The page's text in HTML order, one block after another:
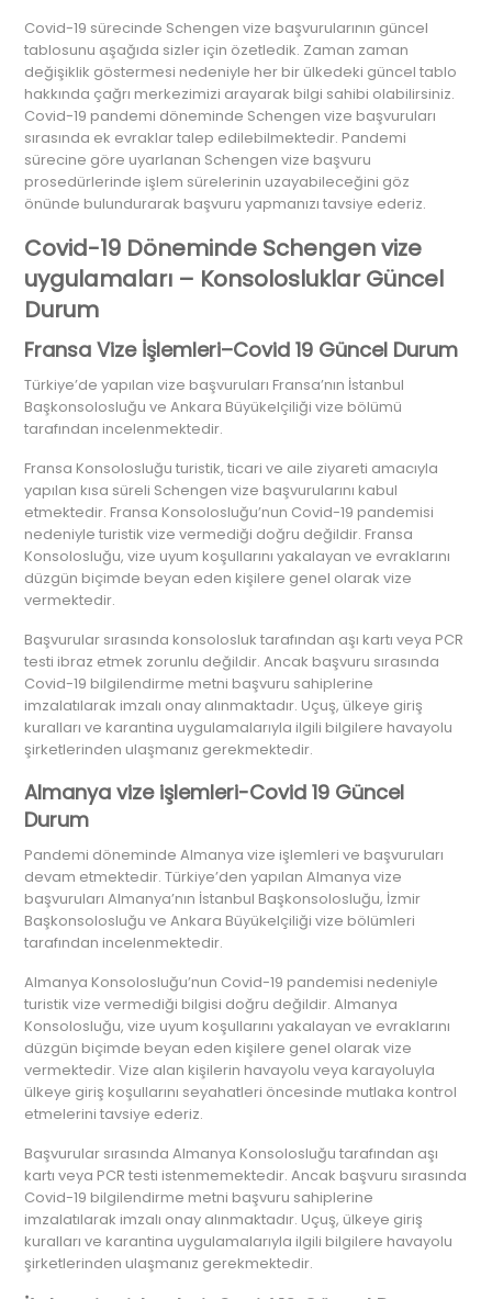
Covid-19 sürecinde Schengen vize başvurularının güncel
tablosunu aşağıda sizler için özetledik. Zaman zaman
değişiklik göstermesi nedeniyle her bir ülkedeki güncel tablo
hakkında çağrı merkezimizi arayarak bilgi sahibi olabilirsiniz.
Covid-19 pandemi döneminde Schengen vize başvuruları
sırasında ek evraklar talep edilebilmektedir. Pandemi
sürecine göre uyarlanan Schengen vize başvuru
prosedürlerinde işlem sürelerinin uzayabileceğini göz
önünde bulundurarak başvuru yapmanızı tavsiye ederiz.
Covid-19 Döneminde Schengen vize
uygulamaları – Konsolosluklar Güncel
Durum
Fransa Vize İşlemleri–Covid 19 Güncel Durum
Türkiye’de yapılan vize başvuruları Fransa’nın İstanbul
Başkonsolosluğu ve Ankara Büyükelçiliği vize bölümü
tarafından incelenmektedir.
Fransa Konsolosluğu turistik, ticari ve aile ziyareti amacıyla
yapılan kısa süreli Schengen vize başvurularını kabul
etmektedir. Fransa Konsolosluğu’nun Covid-19 pandemisi
nedeniyle turistik vize vermediği doğru değildir. Fransa
Konsolosluğu, vize uyum koşullarını yakalayan ve evraklarını
düzgün biçimde beyan eden kişilere genel olarak vize
vermektedir.
Başvurular sırasında konsolosluk tarafından aşı kartı veya PCR
testi ibraz etmek zorunlu değildir. Ancak başvuru sırasında
Covid-19 bilgilendirme metni başvuru sahiplerine
imzalatılarak imzalı onay alınmaktadır. Uçuş, ülkeye giriş
kuralları ve karantina uygulamalarıyla ilgili bilgilere havayolu
şirketlerinden ulaşmanız gerekmektedir.
Almanya vize işlemleri-Covid 19 Güncel
Durum
Pandemi döneminde Almanya vize işlemleri ve başvuruları
devam etmektedir. Türkiye’den yapılan Almanya vize
başvuruları Almanya’nın İstanbul Başkonsolosluğu, İzmir
Başkonsolosluğu ve Ankara Büyükelçiliği vize bölümleri
tarafından incelenmektedir.
Almanya Konsolosluğu’nun Covid-19 pandemisi nedeniyle
turistik vize vermediği bilgisi doğru değildir. Almanya
Konsolosluğu, vize uyum koşullarını yakalayan ve evraklarını
düzgün biçimde beyan eden kişilere genel olarak vize
vermektedir. Vize alan kişilerin havayolu veya karayoluyla
ülkeye giriş koşullarını seyahatleri öncesinde mutlaka kontrol
etmelerini tavsiye ederiz.
Başvurular sırasında Almanya Konsolosluğu tarafından aşı
kartı veya PCR testi istenmemektedir. Ancak başvuru sırasında
Covid-19 bilgilendirme metni başvuru sahiplerine
imzalatılarak imzalı onay alınmaktadır. Uçuş, ülkeye giriş
kuralları ve karantina uygulamalarıyla ilgili bilgilere havayolu
şirketlerinden ulaşmanız gerekmektedir.